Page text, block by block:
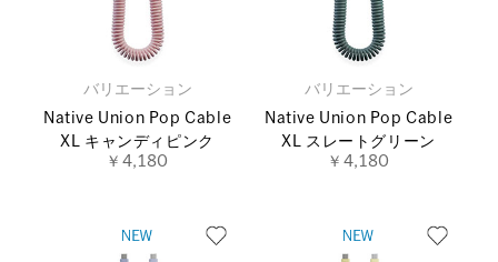
バリエーション
Native Union Pop Cable
XL キャンディピンク
￥4,180
バリエーション
Native Union Pop Cable
XL スレートグリーン
￥4,180